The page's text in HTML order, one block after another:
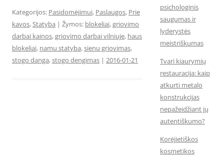
Kategorijos: Pasidomėjimui, Paslaugos, Prie
kavos,Statyba | Žymos: blokeliai,griovimo
darbai kainos,griovimo darbai vilniuje, haus
blokeliai, namu statyba,sienu griovimas,
stogo danga,stogo dengimas | 2016-01-21
psichologinis
saugumas ir
lyderystės
meistriškumas
Tvari kiaurymių
restauracija: kaip
atkurti metalo
konstrukcijas
nepažeidžiant jų
autentiškumo?
Korėjietiškos
kosmetikos